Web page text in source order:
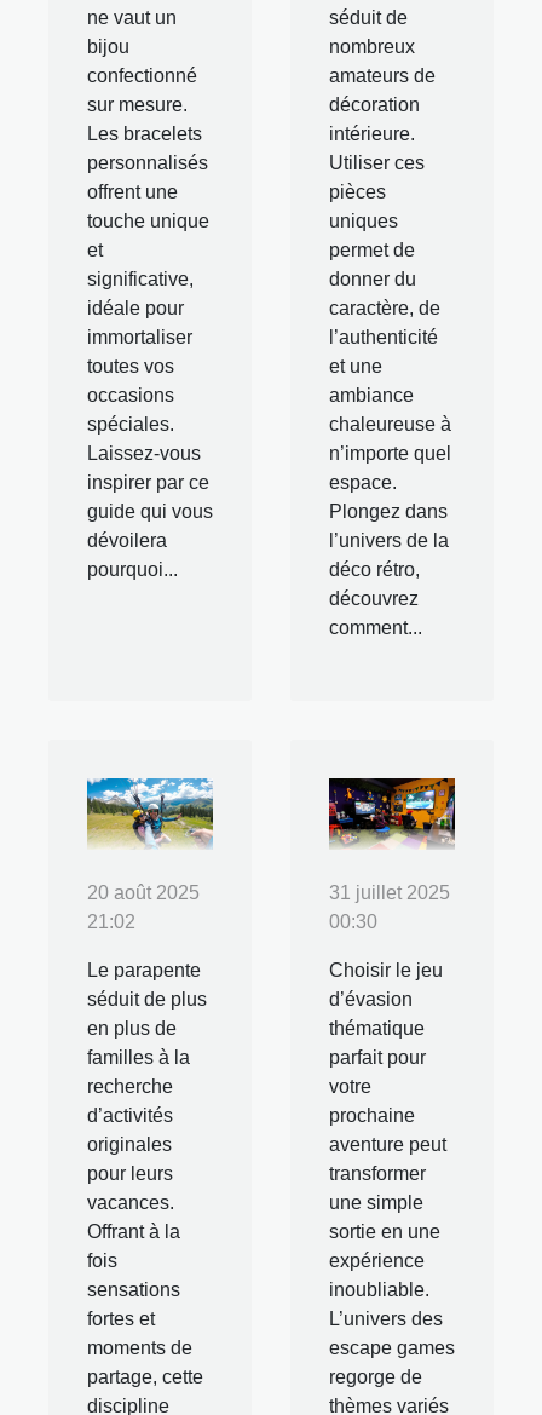
ne vaut un
bijou
confectionné
sur mesure.
Les bracelets
personnalisés
offrent une
touche unique
et
significative,
idéale pour
immortaliser
toutes vos
occasions
spéciales.
Laissez-vous
inspirer par ce
guide qui vous
dévoilera
pourquoi...
séduit de
nombreux
amateurs de
décoration
intérieure.
Utiliser ces
pièces
uniques
permet de
donner du
caractère, de
l’authenticité
et une
ambiance
chaleureuse à
n’importe quel
espace.
Plongez dans
l’univers de la
déco rétro,
découvrez
comment...
20 août 2025
21:02
Le parapente
séduit de plus
en plus de
familles à la
recherche
d’activités
originales
pour leurs
vacances.
Offrant à la
fois
sensations
fortes et
moments de
partage, cette
discipline
31 juillet 2025
00:30
Choisir le jeu
d’évasion
thématique
parfait pour
votre
prochaine
aventure peut
transformer
une simple
sortie en une
expérience
inoubliable.
L’univers des
escape games
regorge de
thèmes variés